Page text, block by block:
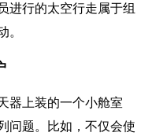
进行的太空行走属于组
。
器上装的一个小舱室
题。比如，不仅会使